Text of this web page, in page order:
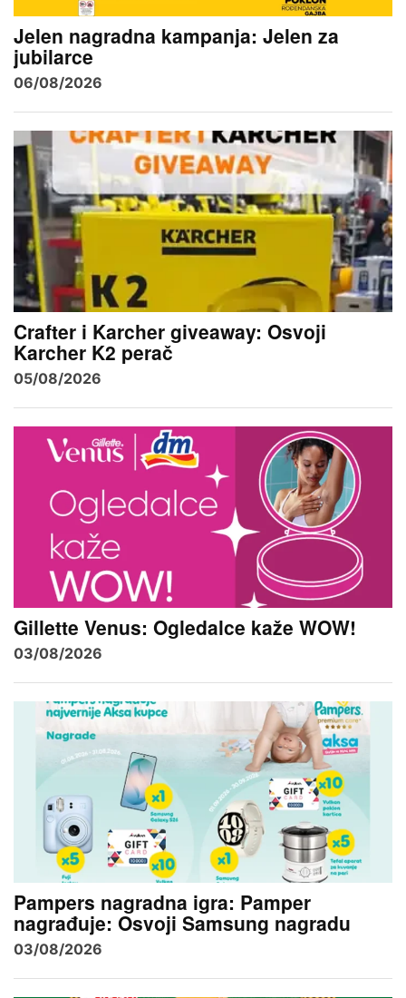
Jelen nagradna kampanja: Jelen za
jubilarce
06/08/2026
Crafter i Karcher giveaway: Osvoji
Karcher K2 perač
05/08/2026
Gillette Venus: Ogledalce kaže WOW!
03/08/2026
Pampers nagradna igra: Pamper
nagrađuje: Osvoji Samsung nagradu
03/08/2026